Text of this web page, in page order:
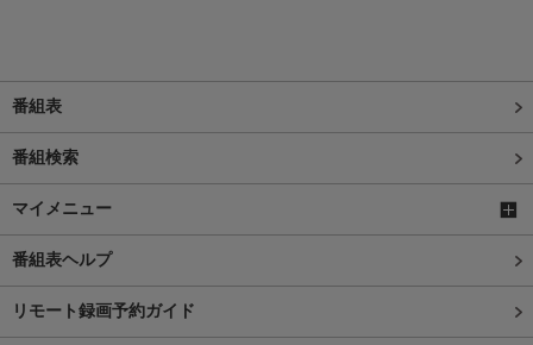
番組表
番組検索
マイメニュー
番組表ヘルプ
リモート録画予約ガイド